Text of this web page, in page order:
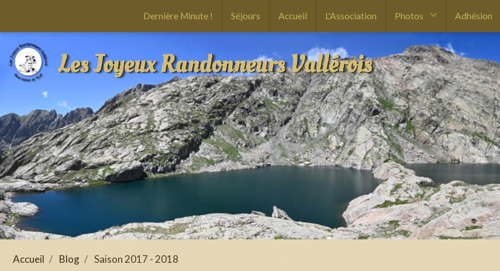
Dernière Minute ! Séjours Accueil L'Association Photos Adhésion
Accueil Blog Saison 2017 - 2018